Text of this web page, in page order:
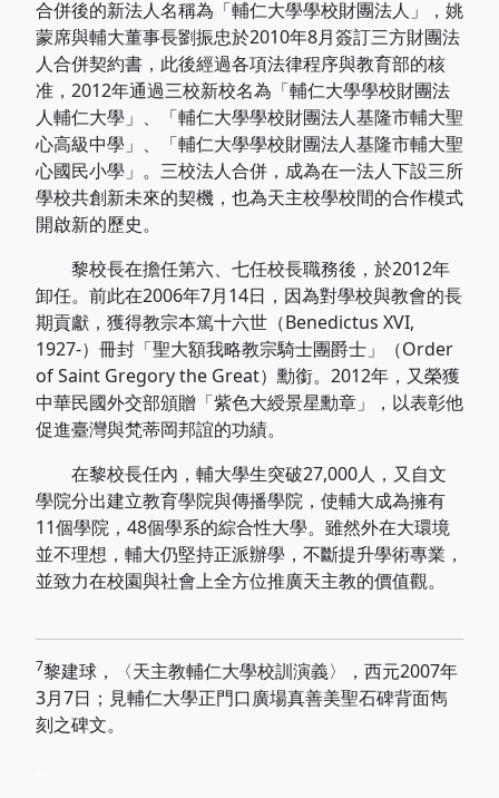
合併後的新法人名稱為「輔仁大學學校財團法人」，姚
蒙席與輔大董事長劉振忠於2010年8月簽訂三方財團法
人合併契約書，此後經過各項法律程序與教育部的核
准，2012年通過三校新校名為「輔仁大學學校財團法
人輔仁大學」、「輔仁大學學校財團法人基隆市輔大聖
心高級中學」、「輔仁大學學校財團法人基隆市輔大聖
心國民小學」。三校法人合併，成為在一法人下設三所
學校共創新未來的契機，也為天主校學校間的合作模式
開啟新的歷史。
黎校長在擔任第六、七任校長職務後，於2012年
卸任。前此在2006年7月14日，因為對學校與教會的長
期貢獻，獲得教宗本篤十六世（Benedictus XVI,
1927-）冊封「聖大額我略教宗騎士團爵士」（Order
of Saint Gregory the Great）勳銜。2012年，又榮獲
中華民國外交部頒贈「紫色大綬景星勳章」，以表彰他
促進臺灣與梵蒂岡邦誼的功績。
在黎校長任內，輔大學生突破27,000人，又自文
學院分出建立教育學院與傳播學院，使輔大成為擁有
11個學院，48個學系的綜合性大學。雖然外在大環境
並不理想，輔大仍堅持正派辦學，不斷提升學術專業，
並致力在校園與社會上全方位推廣天主教的價值觀。
7黎建球，〈天主教輔仁大學校訓演義〉，西元2007年
3月7日；見輔仁大學正門口廣場真善美聖石碑背面雋
刻之碑文。